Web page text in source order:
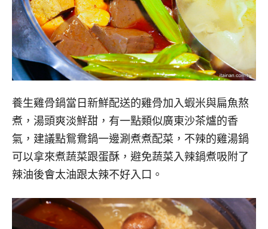
養生雞骨鍋當日新鮮配送的雞骨加入蝦米與扁魚熬
煮，湯頭爽淡鮮甜，有一點類似廣東沙茶爐的香
氣，建議點鴛鴦鍋一邊涮煮煮配菜，不辣的雞湯鍋
可以拿來煮蔬菜跟蛋酥，避免蔬菜入辣鍋煮吸附了
辣油後會太油跟太辣不好入口。